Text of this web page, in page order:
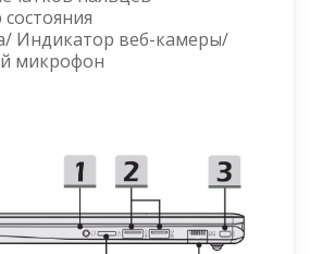
Индикатор веб-камеры/
микрофон